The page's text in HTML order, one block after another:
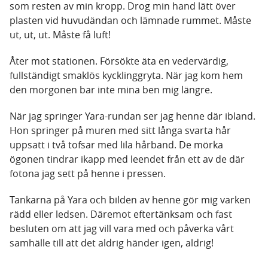
som resten av min kropp. Drog min hand lätt över
plasten vid huvudändan och lämnade rummet. Måste
ut, ut, ut. Måste få luft!
Åter mot stationen. Försökte äta en vedervärdig,
fullständigt smaklös kycklinggryta. När jag kom hem
den morgonen bar inte mina ben mig längre.
När jag springer Yara-rundan ser jag henne där ibland.
Hon springer på muren med sitt långa svarta hår
uppsatt i två tofsar med lila hårband. De mörka
ögonen tindrar ikapp med leendet från ett av de där
fotona jag sett på henne i pressen.
Tankarna på Yara och bilden av henne gör mig varken
rädd eller ledsen. Däremot eftertänksam och fast
besluten om att jag vill vara med och påverka vårt
samhälle till att det aldrig händer igen, aldrig!